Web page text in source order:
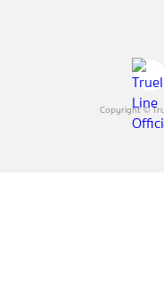
Copyright ©